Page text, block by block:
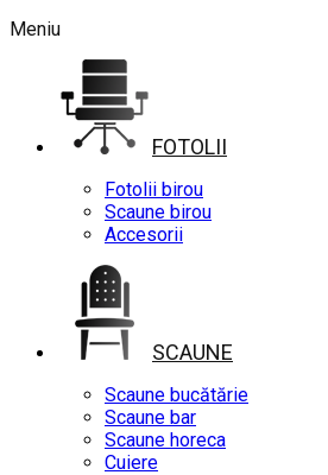
Meniu
FOTOLII
Fotolii birou
Scaune birou
Accesorii
SCAUNE
Scaune bucătărie
Scaune bar
Scaune horeca
Cuiere